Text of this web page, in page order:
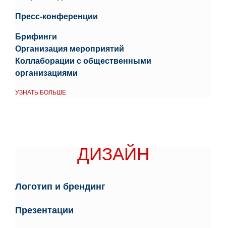
Пресс-конференции
Брифинги
Организация мероприятий
Коллаборации с общественными
организациями
УЗНАТЬ БОЛЬШЕ
ДИЗАЙН
Логотип и брендинг
Презентации